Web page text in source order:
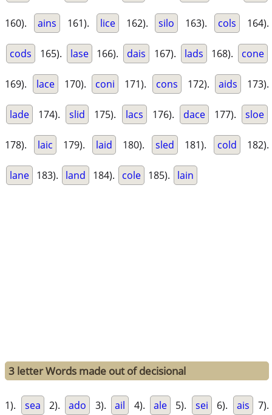
160). ains 161). lice 162). silo 163). cols 164).
cods 165). lase 166). dais 167). lads 168). cone
169). lace 170). coni 171). cons 172). aids 173).
lade 174). slid 175). lacs 176). dace 177). sloe
178). laic 179). laid 180). sled 181). cold 182).
lane 183). land 184). cole 185). lain
3 letter Words made out of decisional
1). sea 2). ado 3). ail 4). ale 5). sei 6). ais 7).